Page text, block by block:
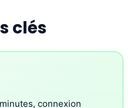
clés
connexion